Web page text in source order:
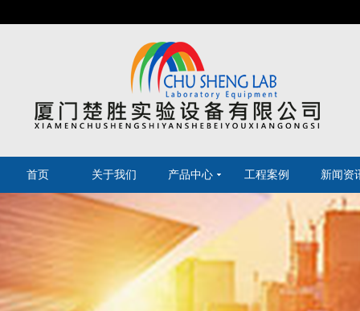
首页 关于我们 产品中心 工程案例 新闻资